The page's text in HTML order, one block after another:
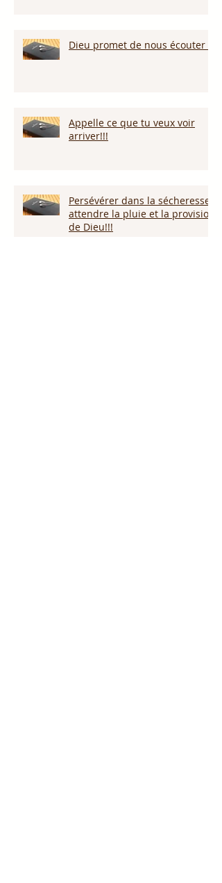
Dieu promet de nous écouter !
Appelle ce que tu veux voir
arriver!!!
Persévérer dans la sécheresse :
attendre la pluie et la provision
de Dieu!!!